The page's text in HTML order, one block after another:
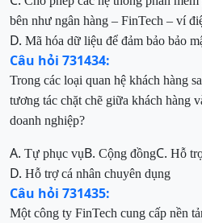
bên như ngân hàng – FinTech – ví
D. Mã hóa dữ liệu để đảm bảo bảo
Câu hỏi 731434:
Trong các loại quan hệ khách hàng
tương tác chặt chẽ giữa khách hàng
doanh nghiệp?
A. Tự phục vụB. Cộng đồngC. Hỗ
D. Hỗ trợ cá nhân chuyên dụng
Câu hỏi 731435:
Một công ty FinTech cung cấp nền